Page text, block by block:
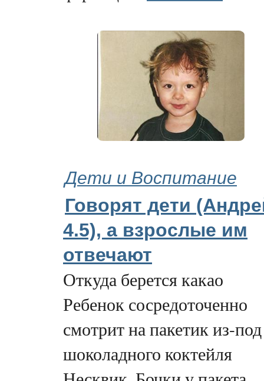
Дети и Воспитание
Говорят дети
4.5), а взрослые им
отвечают
Откуда берется какао
Ребенок сосредоточенно
смотрит на пакетик из-под
шоколадного коктейля